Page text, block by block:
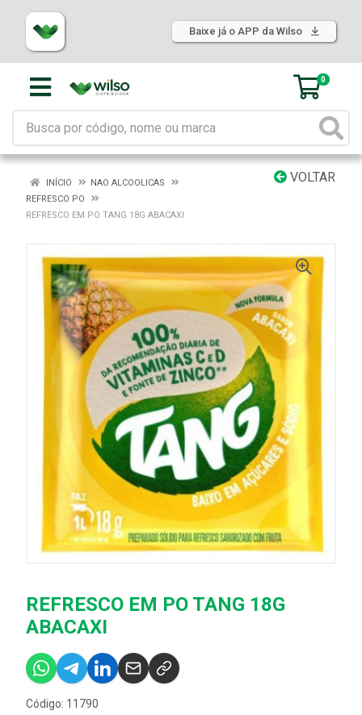
Baixe já o APP da Wilso
0
VOLTAR
INÍCIO
NAO ALCOOLICAS
REFRESCO PO
REFRESCO EM PO TANG 18G ABACAXI
REFRESCO EM PO TANG 18G
ABACAXI
Código: 11790